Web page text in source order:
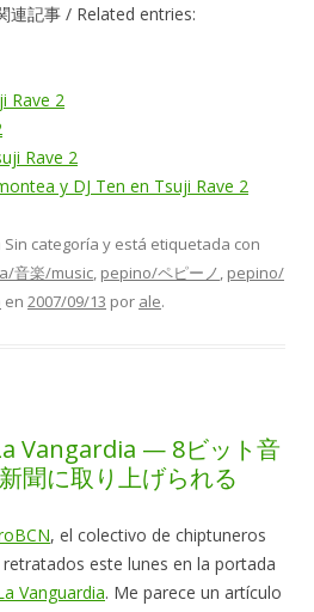
記事 / Related entries:
Rave 2
Rave 2
y DJ Ten en Tsuji Rave 2
categoría y está etiquetada con
音楽/music, pepino/ペピーノ, pepino/
en 2007/09/13 por ale.
Vangardia — 8ビット音
聞に取り上げられる
, el colectivo de chiptuneros
este lunes en la portada
Vanguardia. Me parece un artículo